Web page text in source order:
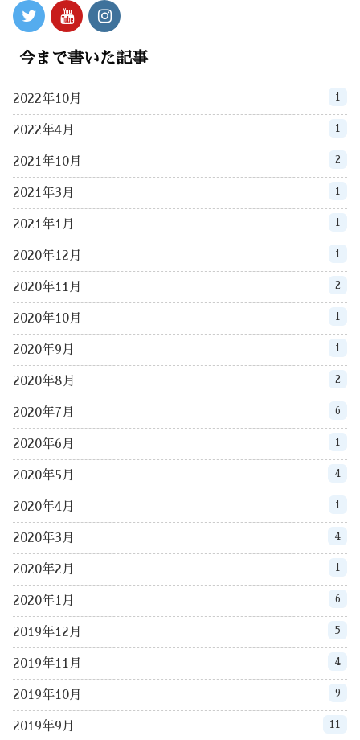
今まで書いた記事
2022年10月 1
2022年4月 1
2021年10月 2
2021年3月 1
2021年1月 1
2020年12月 1
2020年11月 2
2020年10月 1
2020年9月 1
2020年8月 2
2020年7月 6
2020年6月 1
2020年5月 4
2020年4月 1
2020年3月 4
2020年2月 1
2020年1月 6
2019年12月 5
2019年11月 4
2019年10月 9
2019年9月 11